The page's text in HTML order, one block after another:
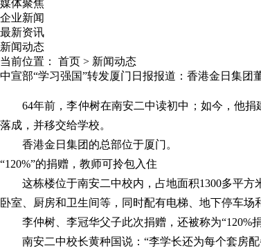
媒体聚焦
企业新闻
最新资讯
新闻动态
当前位置： 首页 > 新闻动态
中宣部“学习强国”转发厦门日报报道：香港金日集
64年前，李仲树在南安二中读初中；如今，他
落成，并移交给学校。
香港金日集团的总部位于厦门。
“120%”的捐赠，教师可拎包入住
这栋楼位于南安二中校内，占地面积1300多平
卧室、厨房和卫生间等，同时配有电梯、地下停车场
李仲树、李冠华父子此次捐赠，还被称为
南安二中校长黄种国说：“李学长还为每个套房